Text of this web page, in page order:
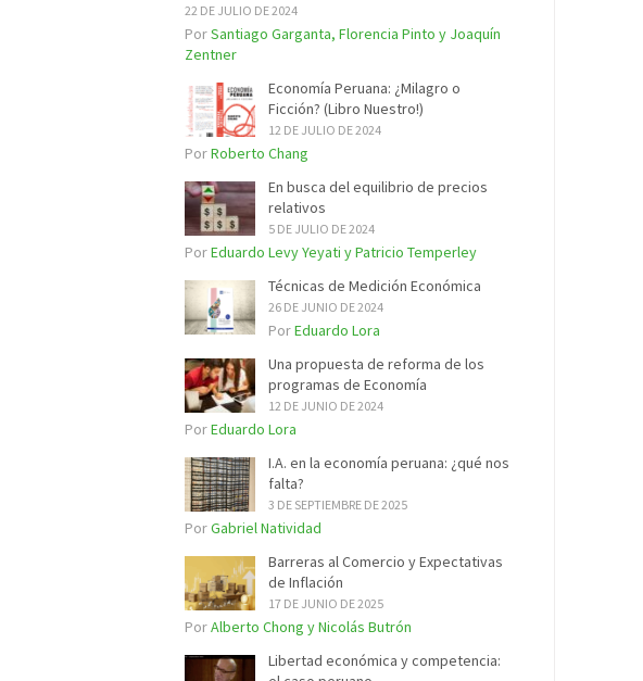
22 DE JULIO DE 2024
PorSantiago Garganta, Florencia Pinto y Joaquín
Zentner
Economía Peruana: ¿Milagro o
Ficción? (Libro Nuestro!)
12 DE JULIO DE 2024
PorRoberto Chang
En busca del equilibrio de precios
relativos
5 DE JULIO DE 2024
PorEduardo Levy Yeyati y Patricio Temperley
Técnicas de Medición Económica
26 DE JUNIO DE 2024
PorEduardo Lora
Una propuesta de reforma de los
programas de Economía
12 DE JUNIO DE 2024
PorEduardo Lora
I.A. en la economía peruana: ¿qué nos
falta?
3 DE SEPTIEMBRE DE 2025
PorGabriel Natividad
Barreras al Comercio y Expectativas
de Inflación
17 DE JUNIO DE 2025
PorAlberto Chong y Nicolás Butrón
Libertad económica y competencia: